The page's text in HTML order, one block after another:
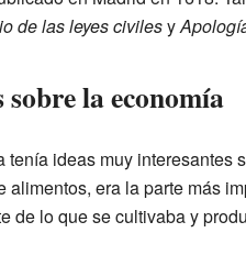
de las leyes civilesy
sobre la economía
tenía ideas muy interesantes
alimentos, era la parte más
de lo que se cultivaba y